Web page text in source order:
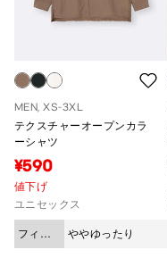
MEN, XS-3XL
テクスチャーオープンカラ
ーシャツ
¥590
値下げ
ユニセックス
フィッ
ト
ややゆったり